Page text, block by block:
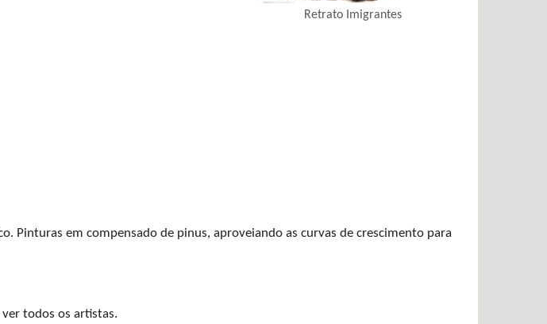
Retrato Imigrantes
Pinturas em compensado de pinus, aproveiando as curvas de crescimento para
ver todos os artistas.